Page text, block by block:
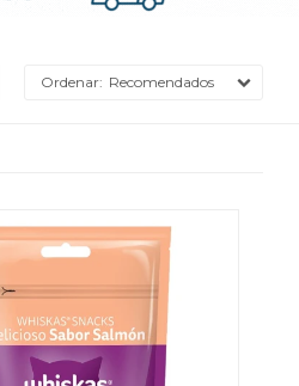
Recomendados